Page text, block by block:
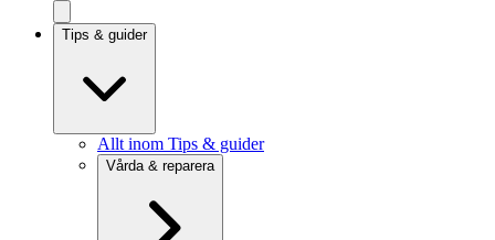
Tips & guider
Allt inom Tips & guider
Vårda & reparera